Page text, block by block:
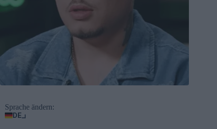
Sprache ändern:
DE